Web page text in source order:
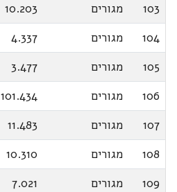
103
מגורים
10.203
104
מגורים
4.337
105
מגורים
3.477
106
מגורים
101.434
107
מגורים
11.483
108
מגורים
10.310
109
מגורים
7.021